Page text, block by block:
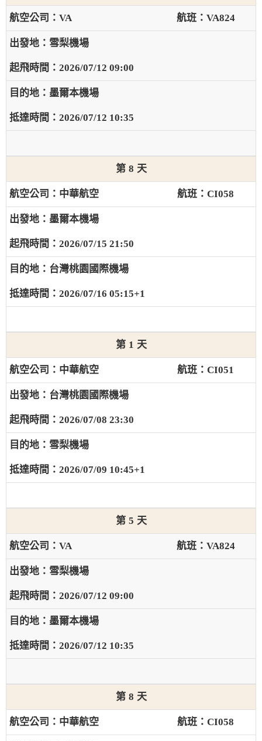
VA VA824
雪梨機場
2026/07/12 09:00
墨爾本機場
2026/07/12 10:35
8
中華航空 CI058
墨爾本機場
2026/07/15 21:50
台灣桃園國際機場
2026/07/16 05:15+1
1
中華航空 CI051
台灣桃園國際機場
2026/07/08 23:30
雪梨機場
2026/07/09 10:45+1
5
VA VA824
雪梨機場
2026/07/12 09:00
墨爾本機場
2026/07/12 10:35
8
中華航空 CI058